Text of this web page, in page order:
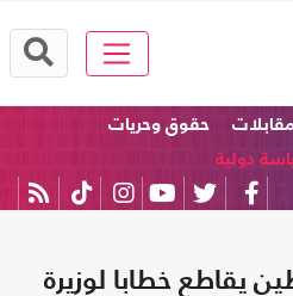
مقابلات
حقوق وحريات
دولية
يقاطع خطابا لوزيرة